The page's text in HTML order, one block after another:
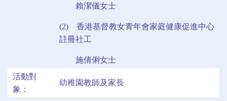
賴潔儀女士
(2) 香港基督教女青年會家庭健康促進中心
註冊社工
施倩俐女士
活動對
象：
幼稚園教師及家長